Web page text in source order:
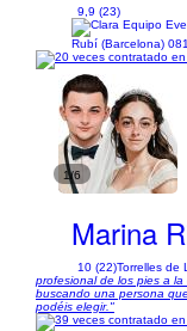
9,9 (23)
Rubí (Barcelona)
1/6
Marina
10 (22)Torrelles de
profesional de los pies a
buscando una persona
podéis elegir."